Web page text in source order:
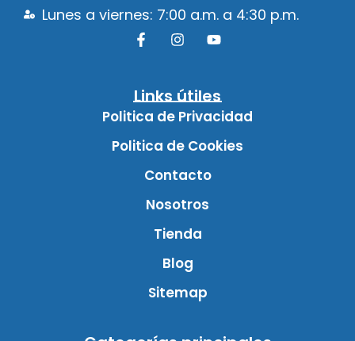
Lunes a viernes: 7:00 a.m. a 4:30 p.m.
Links útiles
Politica de Privacidad
Politica de Cookies
Contacto
Nosotros
Tienda
Blog
Sitemap